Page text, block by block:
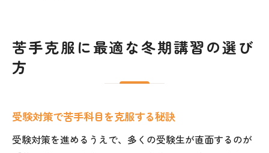
苦手克服に最適な冬期講習の選び
方
受験対策で苦手科目を克服する秘訣
受験対策を進めるうえで、多くの受験生が直面するのが